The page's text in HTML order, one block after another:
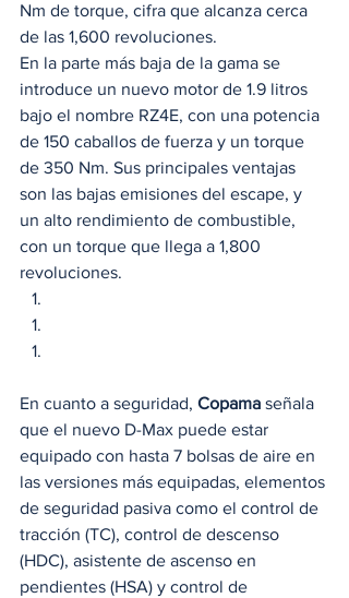
Nm de torque, cifra que alcanza cerca
de las 1,600 revoluciones.
En la parte más baja de la gama se
introduce un nuevo motor de 1.9 litros
bajo el nombre RZ4E, con una potencia
de 150 caballos de fuerza y un torque
de 350 Nm. Sus principales ventajas
son las bajas emisiones del escape, y
un alto rendimiento de combustible,
con un torque que llega a 1,800
revoluciones.
En cuanto a seguridad, Copama señala
que el nuevo D-Max puede estar
equipado con hasta 7 bolsas de aire en
las versiones más equipadas, elementos
de seguridad pasiva como el control de
tracción (TC), control de descenso
(HDC), asistente de ascenso en
pendientes (HSA) y control de